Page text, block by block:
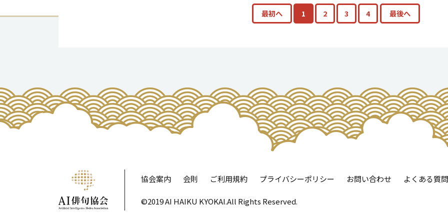
最初へ 1 2 3 4 最後へ
協会案内 会則 ご利用規約 プライバシーポリシー お問い合わせ よくある質問
©2019 AI HAIKU KYOKAI.All Rights Reserved.